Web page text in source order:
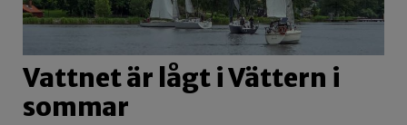
Vattnet är lågt i Vättern i
sommar